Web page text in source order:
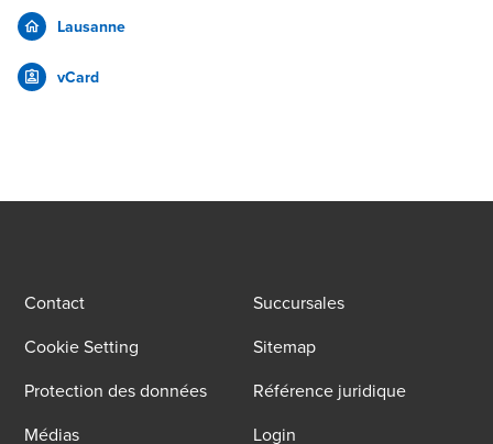
Lausanne
vCard
Contact
Succursales
Cookie Setting
Sitemap
Protection des données
Référence juridique
Médias
Login